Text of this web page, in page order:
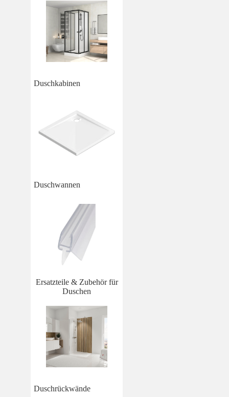
Duschkabinen
Duschwannen
Ersatzteile & Zubehör für
Duschen
Duschrückwände